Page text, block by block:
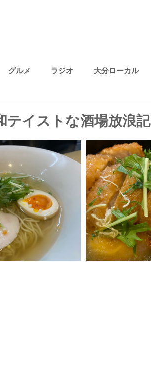
グルメ ラジオ 大分ローカル
テイストな酒場放浪記